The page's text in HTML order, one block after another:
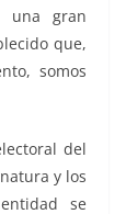
una gran
que,
somos
del
y los
se